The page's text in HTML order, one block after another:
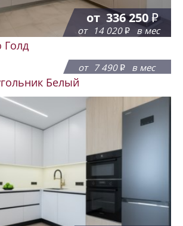
от 336 250
от 14 020 в мес
Голд
от 7 490 в мес
Белый